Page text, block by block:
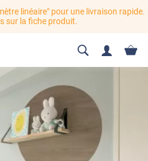
linéaire" pour une livraison rapide.
sur la fiche produit.